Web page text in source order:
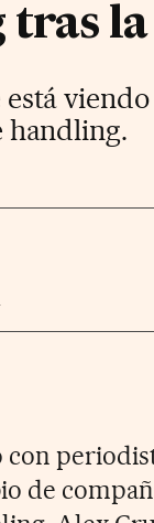
está
handling.
Redes Sociales
comentarios
de